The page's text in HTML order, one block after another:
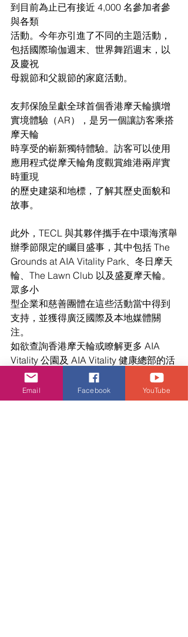
到目前為止已有接近 4,000 名參加者參
與各類
活動。今年亦引進了不同的主題活動，
包括國際瑜伽週末、世界舞蹈週末，以
及慶祝
母親節和父親節的家庭活動。
友邦保險呈獻全球首個香港摩天輪擴增
實境體驗（AR），是另一個讓訪客乘搭
摩天輪
時享受的嶄新獨特體驗。訪客可以使用
應用程式從摩天輪角度觀賞維港兩岸實
時重現
的歷史建築和地標，了解其歷史面貌和
故事。
此外，TECL 與其夥伴攜手在中環海濱舉
辦季節限定的矚目盛事，其中包括 The
Grounds at AIA Vitality Park、冬日摩天
輪、The Lawn Club 以及盛夏摩天輪。
眾多小
型企業和慈善團體在這些活動當中得到
支持，並獲得廣泛國際及本地媒體關
注。
如欲查詢香港摩天輪或瞭解更多 AIA
Vitality 公園及 AIA Vitality 健康總部的活
動，請登
www.hkow.hk 或瀏覽臉書專頁
www.facebook.com/hkowofficial/。
Email Facebook YouTube